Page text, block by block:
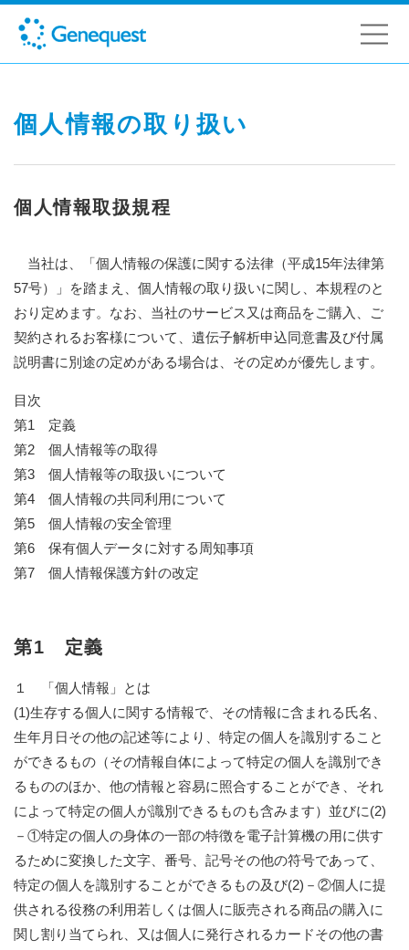
個人情報の取り扱い
個人情報取扱規程
当社は、「個人情報の保護に関する法律（平成15年法律第
57号）」を踏まえ、個人情報の取り扱いに関し、本規程のと
おり定めます。なお、当社のサービス又は商品をご購入、ご
契約されるお客様について、遺伝子解析申込同意書及び付属
説明書に別途の定めがある場合は、その定めが優先します。
目次
第1 定義
第2 個人情報等の取得
第3 個人情報等の取扱いについて
第4 個人情報の共同利用について
第5 個人情報の安全管理
第6 保有個人データに対する周知事項
第7 個人情報保護方針の改定
第1 定義
１ 「個人情報」とは
(1)生存する個人に関する情報で、その情報に含まれる氏名、
生年月日その他の記述等により、特定の個人を識別すること
ができるもの（その情報自体によって特定の個人を識別でき
るもののほか、他の情報と容易に照合することができ、それ
によって特定の個人が識別できるものも含みます）並びに(2)
－①特定の個人の身体の一部の特徴を電子計算機の用に供す
るために変換した文字、番号、記号その他の符号であって、
特定の個人を識別することができるもの及び(2)－②個人に提
供される役務の利用若しくは個人に販売される商品の購入に
関し割り当てられ、又は個人に発行されるカードその他の書